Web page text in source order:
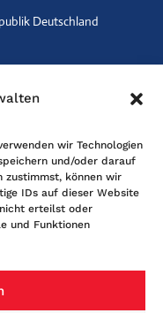
wir Technologien
und/oder darauf
zustimmst, können wir
IDs auf dieser Website
erteilst oder
und Funktionen
Deutschland
BFSWDE33XXX